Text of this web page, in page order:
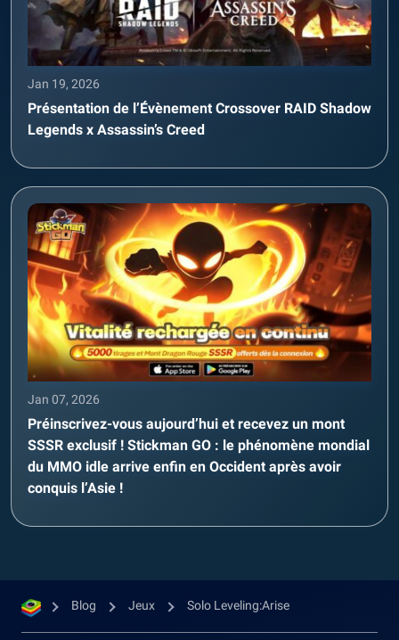
Jan 19, 2026
Présentation de l’Évènement Crossover RAID Shadow
Legends x Assassin’s Creed
Jan 07, 2026
Préinscrivez-vous aujourd’hui et recevez un mont
SSSR exclusif ! Stickman GO : le phénomène mondial
du MMO idle arrive enfin en Occident après avoir
conquis l’Asie !
Blog Jeux Solo Leveling:Arise